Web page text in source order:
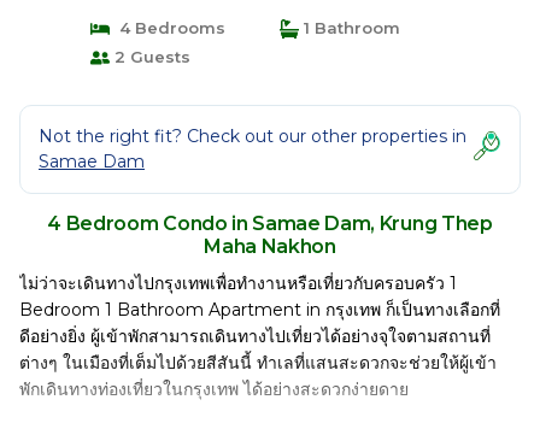
4 Bedrooms
1 Bathroom
2 Guests
Not the right fit? Check out our other properties in
Samae Dam
4 Bedroom Condo in Samae Dam, Krung Thep
Maha Nakhon
ไม่ว่าจะเดินทางไปกรุงเทพเพื่อทำงานหรือเที่ยวกับครอบครัว 1
Bedroom 1 Bathroom Apartment in กรุงเทพ ก็เป็นทางเลือกที่
ดีอย่างยิ่ง ผู้เข้าพักสามารถเดินทางไปเที่ยวได้อย่างจุใจตามสถานที่
ต่างๆ ในเมืองที่เต็มไปด้วยสีสันนี้ ทำเลที่แสนสะดวกจะช่วยให้ผู้เข้า
พักเดินทางท่องเที่ยวในกรุงเทพ ได้อย่างสะดวกง่ายดาย